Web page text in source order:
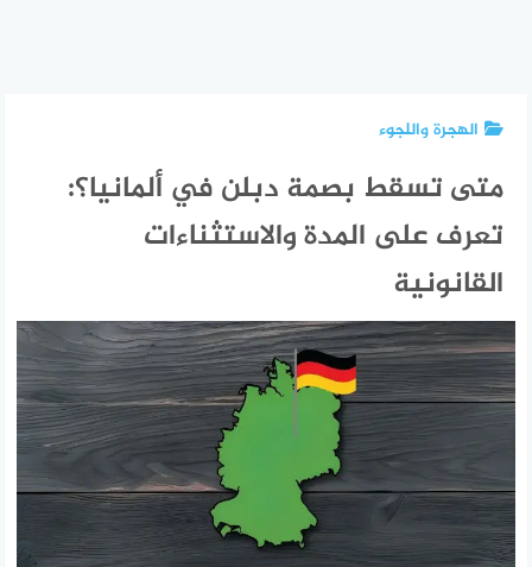
الهجرة واللجوء
متى تسقط بصمة دبلن في ألمانيا؟:
تعرف على المدة والاستثناءات
القانونية